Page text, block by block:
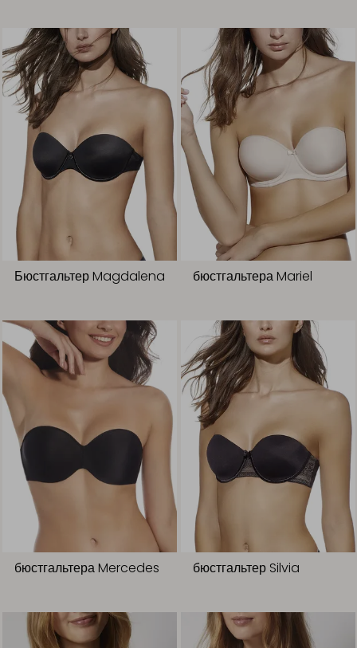
Бюстгальтер Magdalena бюстгальтера Mariel
бюстгальтера Mercedes бюстгальтер Silvia